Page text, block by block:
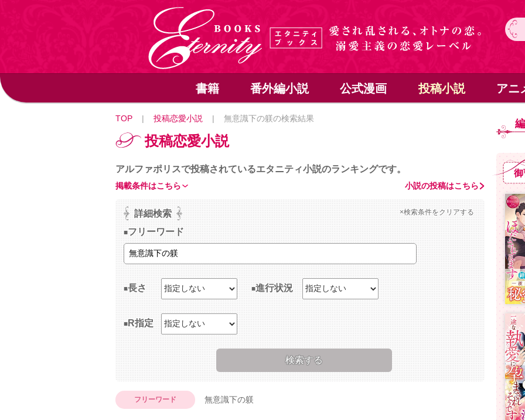
書籍 番外編小説 公式漫画 投稿小説 アニ
TOP | 投稿恋愛小説 | 無意識下の躾の検索結果
投稿恋愛小説
アルファポリスで投稿されているエタニティ小説のランキングです。
小説の投稿はこちら
掲載条件はこちら
詳細検索 ×検索条件をクリアする
フリーワード
長さ 進行状況
R指定
フリーワード 無意識下の躾